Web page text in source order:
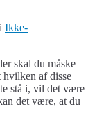
Ikke-
skal du måske
hvilken af disse
stå i, vil det være
det være, at du